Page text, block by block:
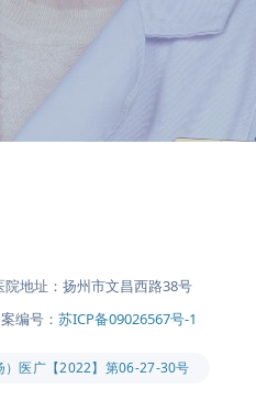
地址：扬州市文昌西路38号
编号： 苏ICP备09026567号-1
）医广【2022】第06-27-30号